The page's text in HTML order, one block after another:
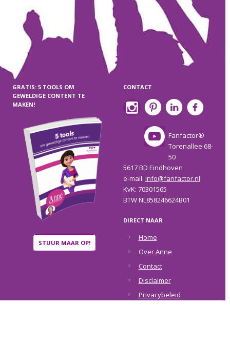
GRATIS: 5 TOOLS OM
GEWELDIGE CONTENT TE
MAKEN!
STUUR MAAR OP!
CONTACT
Fanfactor®
Torenallee 68-
50
5617 BD Eindhoven
e-mail: info@fanfactor.nl
KvK: 70301565
BTW NL858246624B01
DIRECT NAAR
Home
Over Anne
Contact
Disclaimer
Privacybeleid